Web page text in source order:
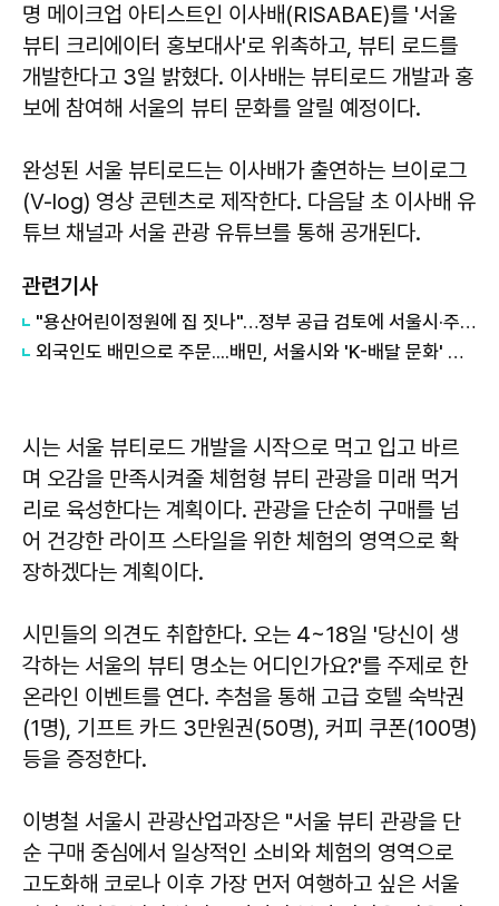
명 메이크업 아티스트인 이사배(RISABAE)를 '서울
뷰티 크리에이터 홍보대사'로 위촉하고, 뷰티 로드를
개발한다고 3일 밝혔다. 이사배는 뷰티로드 개발과 홍
보에 참여해 서울의 뷰티 문화를 알릴 예정이다.
완성된 서울 뷰티로드는 이사배가 출연하는 브이로그
(V-log) 영상 콘텐츠로 제작한다. 다음달 초 이사배 유
튜브 채널과 서울 관광 유튜브를 통해 공개된다.
관련기사
"용산어린이정원에 집 짓나"…정부 공급 검토에 서울시·주민 반발
외국인도 배민으로 주문....배민, 서울시와 'K-배달 문화' 알리기 나서
시는 서울 뷰티로드 개발을 시작으로 먹고 입고 바르
며 오감을 만족시켜줄 체험형 뷰티 관광을 미래 먹거
리로 육성한다는 계획이다. 관광을 단순히 구매를 넘
어 건강한 라이프 스타일을 위한 체험의 영역으로 확
장하겠다는 계획이다.
시민들의 의견도 취합한다. 오는 4~18일 '당신이 생
각하는 서울의 뷰티 명소는 어디인가요?'를 주제로 한
온라인 이벤트를 연다. 추첨을 통해 고급 호텔 숙박권
(1명), 기프트 카드 3만원권(50명), 커피 쿠폰(100명)
등을 증정한다.
이병철 서울시 관광산업과장은 "서울 뷰티 관광을 단
순 구매 중심에서 일상적인 소비와 체험의 영역으로
고도화해 코로나 이후 가장 먼저 여행하고 싶은 서울